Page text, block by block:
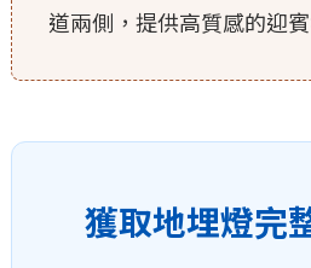
道兩側，提供高質感的迎賓
獲取地埋燈完